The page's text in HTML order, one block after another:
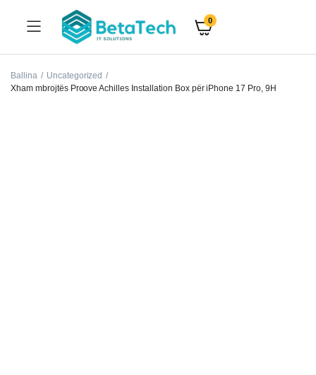
0
Ballina
Uncategorized
Xham mbrojtës Proove Achilles Installation Box për iPhone 17 Pro, 9H